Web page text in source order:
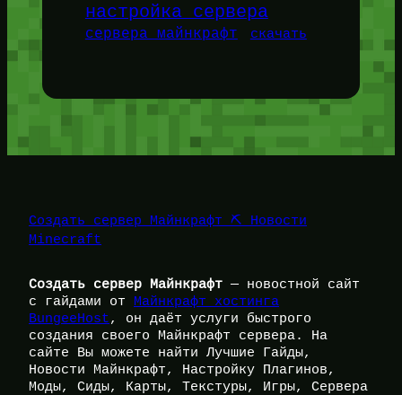
настройка сервера
сервера майнкрафт скачать
Создать сервер Майнкрафт ⛏️ Новости
Minecraft
Создать сервер Майнкрафт — новостной сайт
с гайдами от
Майнкрафт хостинга
BungeeHost, он даёт услуги быстрого
создания своего Майнкрафт сервера. На
сайте Вы можете найти Лучшие Гайды,
Новости Майнкрафт, Настройку Плагинов,
Моды, Сиды, Карты, Текстуры, Игры, Сервера